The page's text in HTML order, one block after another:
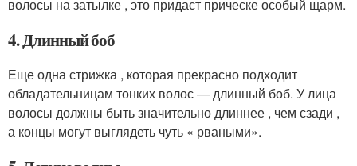
волосы на затылке , это придаст прическе особый щарм.
4. Длинный боб
Еще одна стрижка , которая прекрасно подходит
обладательницам тонких волос — длинный боб. У лица
волосы должны быть значительно длиннее , чем сзади ,
а концы могут выглядеть чуть « рваными».